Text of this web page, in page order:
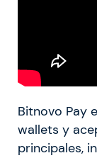
Bitnovo Pay
wallets y
principales,